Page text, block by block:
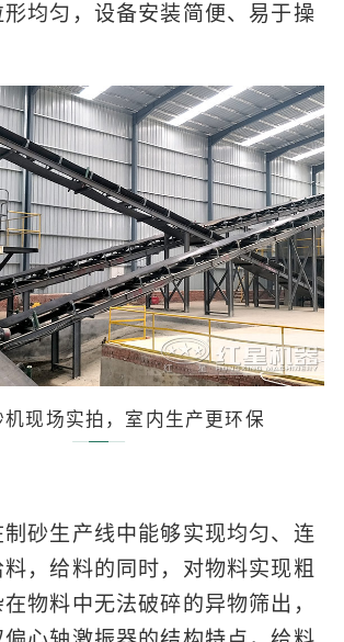
均匀，设备安装简便、易于操
现场实拍，室内生产更环保
制砂生产线中能够实现均匀、连
，给料的同时，对物料实现粗
物料中无法破碎的异物筛出，